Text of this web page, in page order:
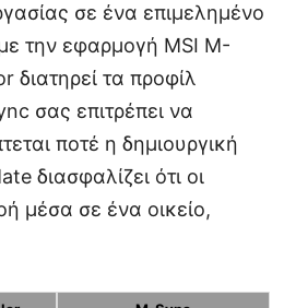
σε ένα επιμελημένο
την εφαρμογή MSI M-
διατηρεί τα προφίλ
σας επιτρέπει να
ποτέ η δημιουργική
διασφαλίζει ότι οι
μέσα σε ένα οικείο,